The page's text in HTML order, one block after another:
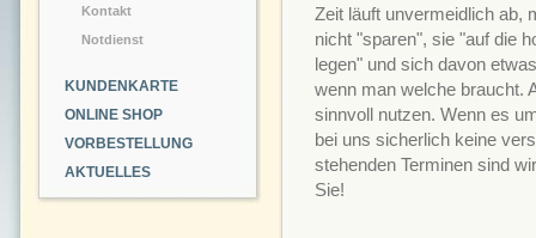
Kontakt
Notdienst
KUNDENKARTE
ONLINE SHOP
VORBESTELLUNG
AKTUELLES
Zeit läuft unvermeidlich ab,
nicht "sparen", sie "auf die
legen" und sich davon
wenn man welche braucht.
sinnvoll nutzen. Wenn es
bei uns sicherlich keine
stehenden Terminen sind
Sie!